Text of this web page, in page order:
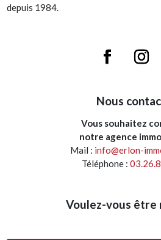
depuis 1984.
Nous
Vous souhaitez
notre agence
Mail : info@erlon-
Téléphone :
Voulez-vous être